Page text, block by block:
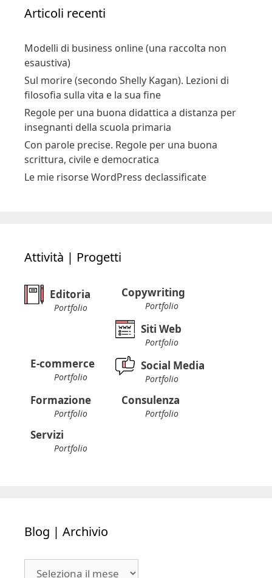
Articoli recenti
Modelli di business online (una raccolta non
esaustiva)
Sul morire (secondo Shelly Kagan). Lezioni di
filosofia sulla vita e la sua fine
Regole per una buona didattica a distanza per
insegnanti della scuola primaria
Con parole precise. Regole per una buona
scrittura, civile e democratica
Le mie risorse WordPress declassificate
Attività | Progetti
Editoria
Portfolio
Copywriting
Portfolio
Siti Web
Portfolio
E-commerce
Portfolio
Social Media
Portfolio
Formazione
Portfolio
Consulenza
Portfolio
Servizi
Portfolio
Blog | Archivio